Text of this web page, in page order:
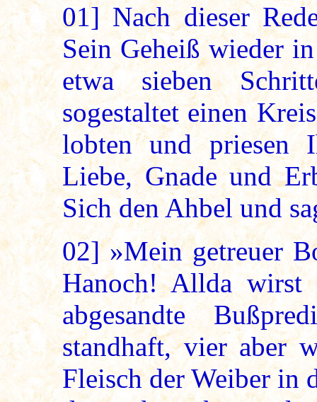
01]Nach dieser
Sein Geheiß wieder
etwa sieben
sogestaltet einen
lobten und priesen
Liebe, Gnade und
Sich den Ahbel und
02]»Mein getreuer
Hanoch! Allda wirst
abgesandte
standhaft, vier aber
Fleisch der Weiber in